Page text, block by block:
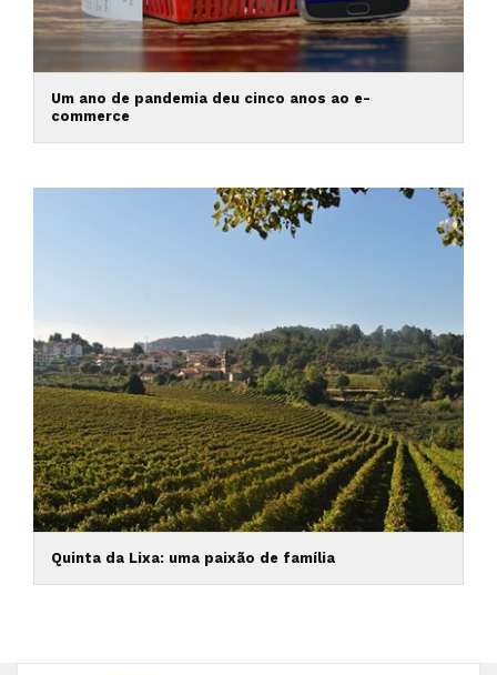
Um ano de pandemia deu cinco anos ao e-
commerce
Quinta da Lixa: uma paixão de família